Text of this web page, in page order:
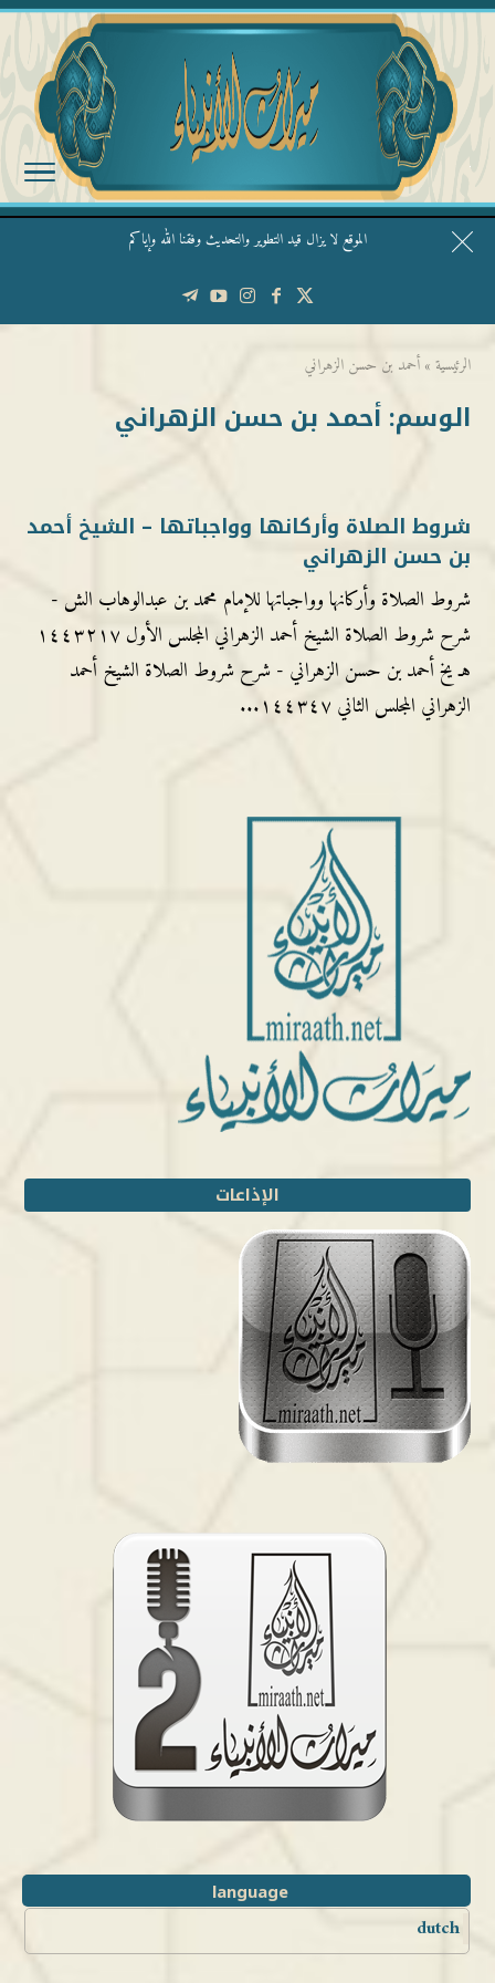
الموقع لا يزال قيد التطوير والتحديث وفقنا الله وإياكم
قال الشيخ ربيع وفقه الله: نحن ليس عندنا تقديس الأشخاص
الرئيسية » أحمد بن حسن الزهراني
الوسم:أحمد بن حسن الزهراني
شروط الصلاة وأركانها وواجباتها – الشيخ أحمد
بن حسن الزهراني
شروط الصلاة وأركانها وواجباتها للإمام محمد بن عبدالوهاب الش -
شرح شروط الصلاة الشيخ أحمد الزهراني المجلس الأول ١٤٤٣٢١٧
هـ يخ أحمد بن حسن الزهراني - شرح شروط الصلاة الشيخ أحمد
الزهراني المجلس الثاني ١٤٤٣٤٧...
الإذاعات
language
dutch